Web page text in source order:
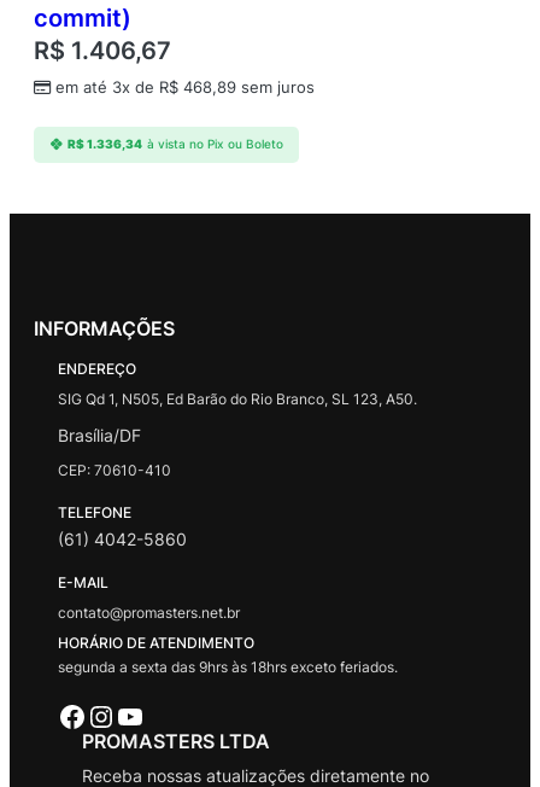
commit)
R$ 1.406,67
em até 3x de R$ 468,89 sem juros
R$1.336,34 à vista no Pix ou Boleto
INFORMAÇÕES
ENDEREÇO
SIG Qd 1, N505, Ed Barão do Rio Branco, SL 123, A50.
Brasília/DF
CEP: 70610-410
TELEFONE
(61) 4042-5860
E-MAIL
contato@promasters.net.br
HORÁRIO DE ATENDIMENTO
segunda a sexta das 9hrs às 18hrs exceto feriados.
Facebook Instagram Youtube
PROMASTERS LTDA
Receba nossas atualizações diretamente no